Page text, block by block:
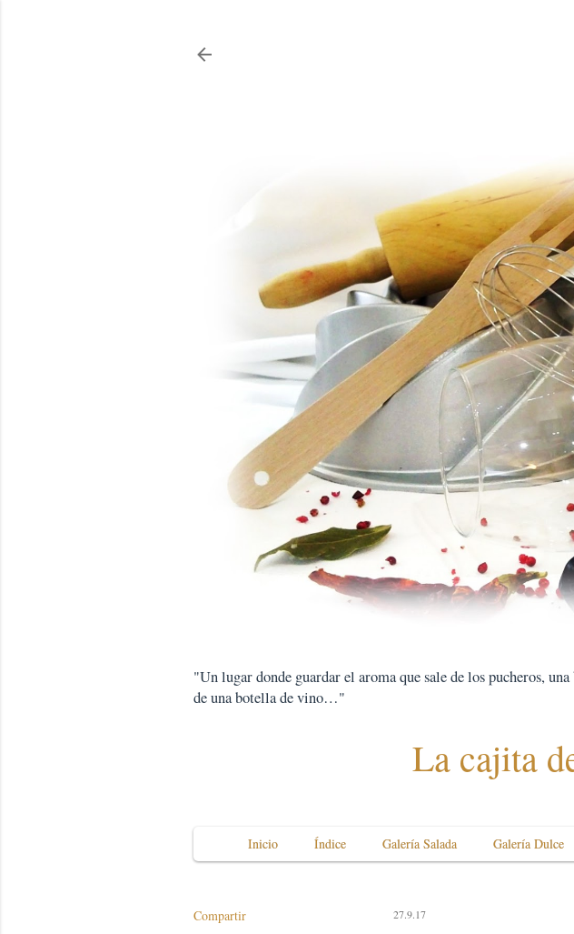
"Un lugar donde guardar el aroma que sale de los pucheros,
de una botella de vino…"
La cajita
Inicio Índice Galería Salada Galería Dulce
Compartir 27.9.17